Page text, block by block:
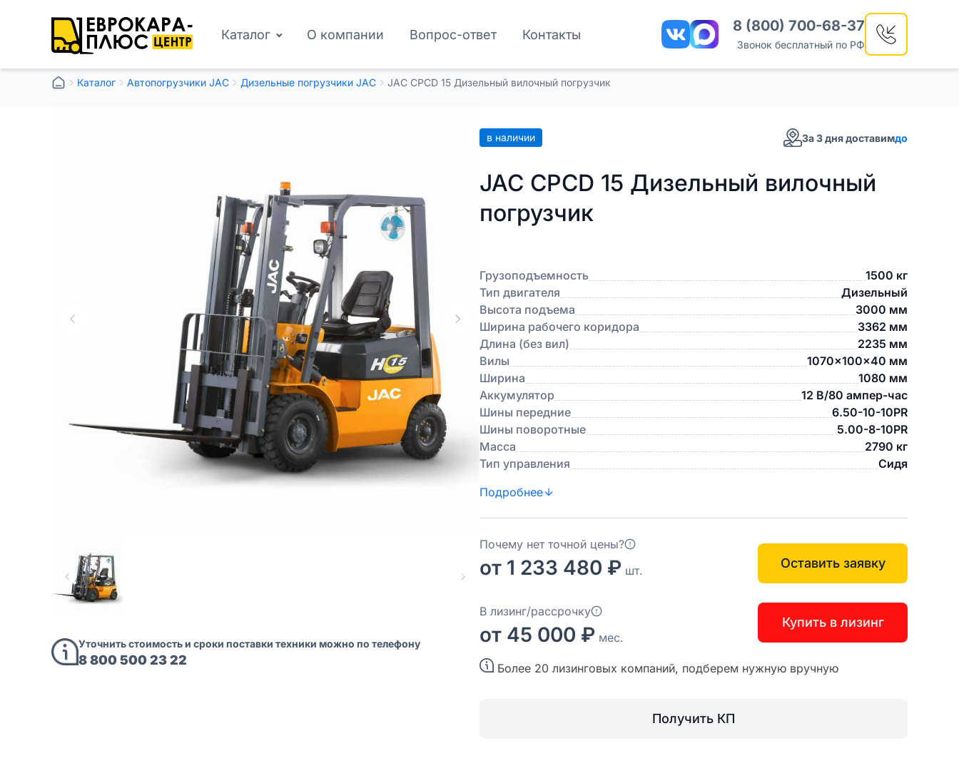
Каталог О компании Вопрос-ответ Контакты 8 (800) 700-68-37
Звонок бесплатный по РФ
Каталог Автопогрузчики JAC Дизельные погрузчики JAC JAC CPCD 15 Дизельный вилочный погрузчик
Уточнить стоимость и сроки поставки техники можно по телефону
8 800 500 23 22
в наличии За 3 дня доставимдо
JAC CPCD 15 Дизельный вилочный
погрузчик
Грузоподъемность
1500 кг
Тип двигателя
Дизельный
Высота подъема
3000 мм
Ширина рабочего коридора
3362 мм
Длина (без вил)
2235 мм
Вилы
1070×100×40 мм
Ширина
1080 мм
Аккумулятор
12 В/80 ампер-час
Шины передние
6.50-10-10PR
Шины поворотные
5.00-8-10PR
Масса
2790 кг
Тип управления
Сидя
Подробнее
Почему нет точной цены?
от 1 233 480 ₽ шт. Оставить заявку
В лизинг/рассрочку
от 45 000 ₽ мес.
Купить в лизинг
Более 20 лизинговых компаний, подберем нужную вручную
Получить КП